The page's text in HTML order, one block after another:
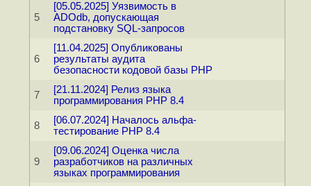
5
[05.05.2025] Уязвимость в
ADOdb, допускающая
подстановку SQL-запросов
6
[11.04.2025] Опубликованы
результаты аудита
безопасности кодовой базы PHP
7
[21.11.2024] Релиз языка
программирования PHP 8.4
8
[06.07.2024] Началось альфа-
тестирование PHP 8.4
9
[09.06.2024] Оценка числа
разработчиков на различных
языках программирования